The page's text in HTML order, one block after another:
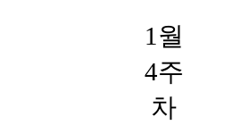
1월
4주
차